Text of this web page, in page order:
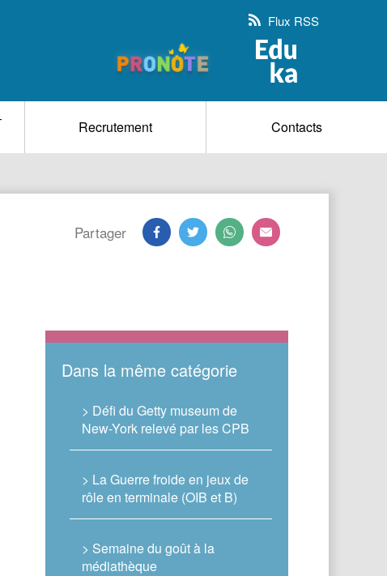
Flux RSS
Recrutement Contacts
Partager
Dans la même catégorie
> Défi du Getty museum de
New-York relevé par les CPB
> La Guerre froide en jeux de
rôle en terminale (OIB et B)
> Semaine du goût à la
médiathèque